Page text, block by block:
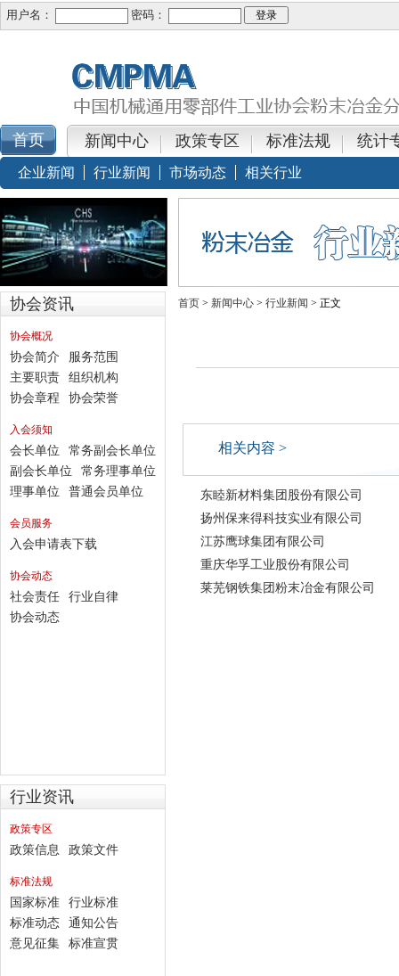
用户名： 密码：
新闻中心 政策专区 标准法规 统计
企业新闻 行业新闻 市场动态 相关行业
协会资讯
协会概况
协会简介
服务范围
主要职责
组织机构
协会章程
协会荣誉
入会须知
会长单位
常务副会长单位
副会长单位
常务理事单位
理事单位
普通会员单位
会员服务
入会申请表下载
协会动态
社会责任
行业自律
协会动态
行业资讯
政策专区
政策信息 政策文件
标准法规
国家标准
行业标准
标准动态
通知公告
意见征集
标准宣贯
首页 > 新闻中心 > 行业新闻 > 正文
相关内容 >
东睦新材料集团股份有限公司
扬州保来得科技实业有限公司
江苏鹰球集团有限公司
重庆华孚工业股份有限公司
莱芜钢铁集团粉末冶金有限公司